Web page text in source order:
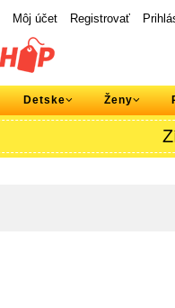
Môj účet Registrovať
Detske Ženy